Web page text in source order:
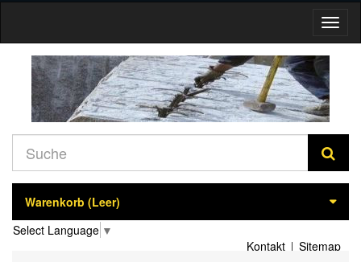
Warenkorb (Leer)
Select Language ▼
Kontakt
Sitemap